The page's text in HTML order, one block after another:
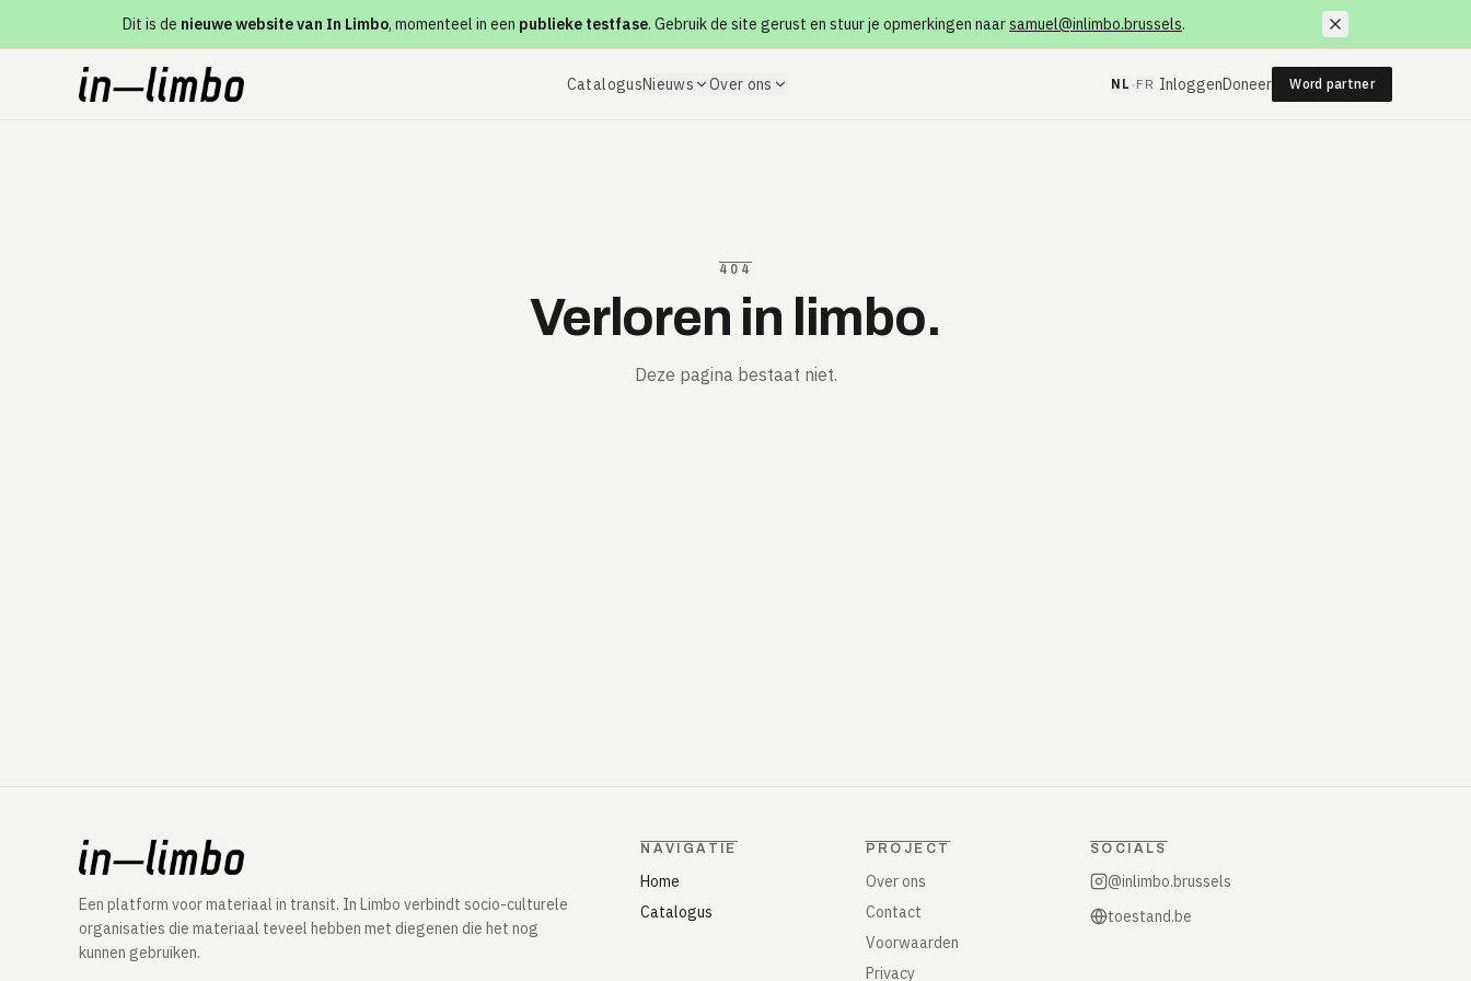
Dit is de nieuwe website van In Limbo, momenteel in een publieke testfase. Gebruik de site gerust en stuur je opmerkingen naarsamuel@inlimbo.brussels.
CatalogusNieuws Over ons NL · FR InloggenDoneer Word partner
404
Verloren in limbo.
Deze pagina bestaat niet.
Een platform voor materiaal in transit. In Limbo verbindt socio-culturele
organisaties die materiaal teveel hebben met diegenen die het nog
kunnen gebruiken.
NAVIGATIE
Home
Catalogus
PROJECT
Over ons
Contact
Voorwaarden
Privacy
SOCIALS
@inlimbo.brussels
toestand.be